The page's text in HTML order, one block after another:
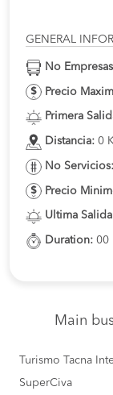
GENERAL
No
Precio
Primera
Distancia: 0
No Servicios:
Precio
Ultima
Duration: 00
Main
Turismo Tacna
SuperCiva